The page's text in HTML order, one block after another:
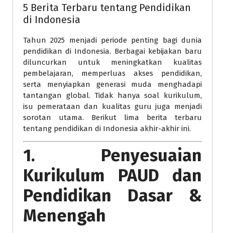
5 Berita Terbaru tentang Pendidikan
di Indonesia
Tahun 2025 menjadi periode penting bagi dunia
pendidikan di Indonesia. Berbagai kebijakan baru
diluncurkan untuk meningkatkan kualitas
pembelajaran, memperluas akses pendidikan,
serta menyiapkan generasi muda menghadapi
tantangan global. Tidak hanya soal kurikulum,
isu pemerataan dan kualitas guru juga menjadi
sorotan utama. Berikut lima berita terbaru
tentang pendidikan di Indonesia akhir-akhir ini.
1. Penyesuaian
Kurikulum PAUD dan
Pendidikan Dasar &
Menengah